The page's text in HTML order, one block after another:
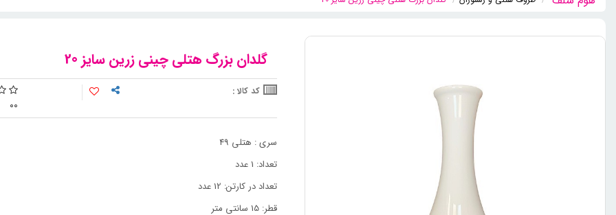
گلدان بزرگ هتلی چینی زرین سایز 20
کد کالا :
00
سری : هتلی 49
تعداد: 1 عدد
تعداد در کارتن: 12 عدد
قطر: 15 سانتی متر